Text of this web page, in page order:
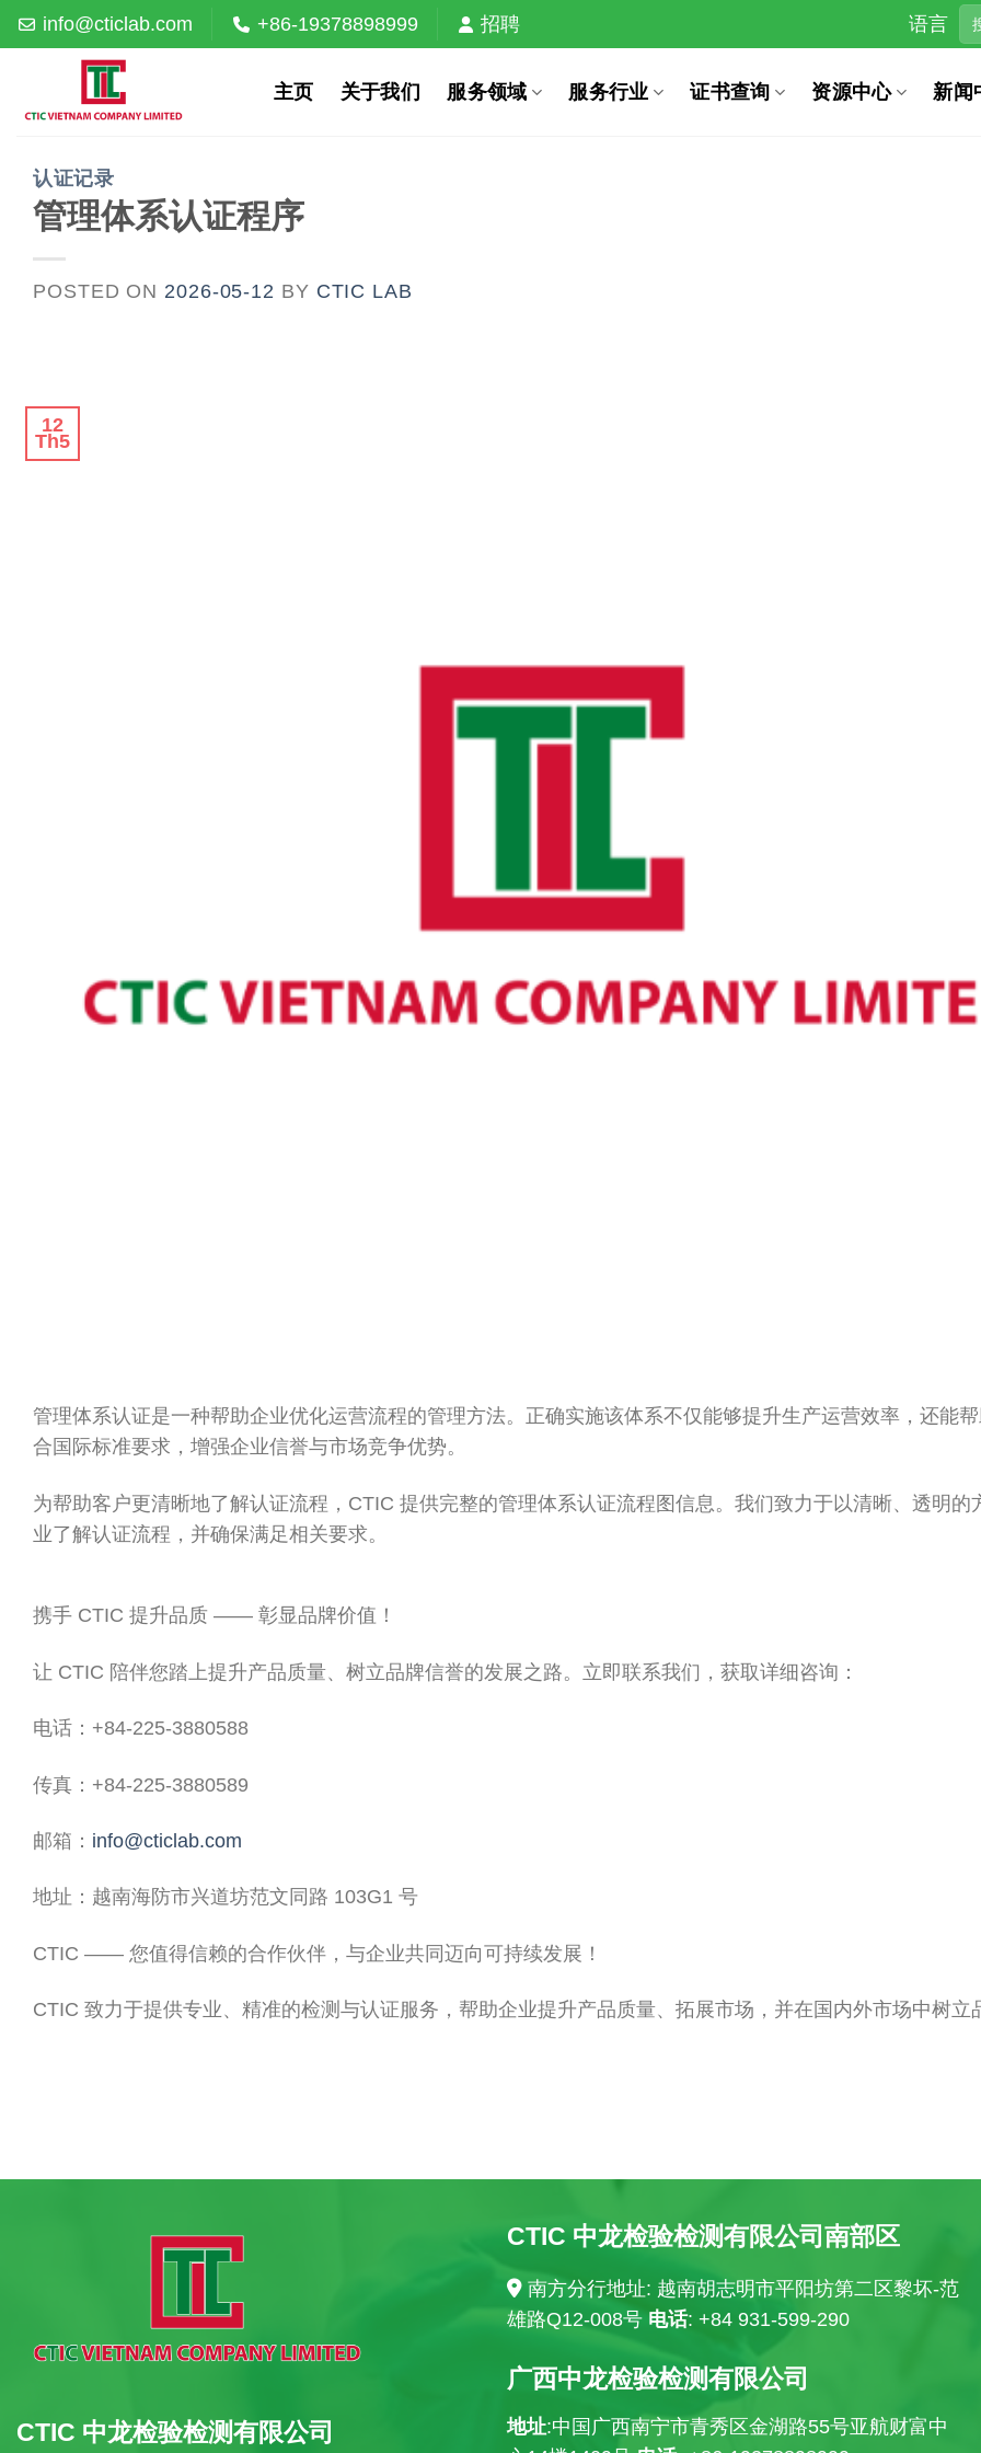
Skip
to
info@cticlab.com +86-19378898999 招聘 语言
主页 关于我们 服务领域 服务行业 证书查询 资源中心 新闻
认证记录
管理体系认证程序
POSTED ON 2026-05-12 BY CTIC LAB
12
Th5
管理体系认证是一种帮助企业优化运营流程的管理方法。正确实施该体系不仅能够提升生产运营效率，还能
合国际标准要求，增强企业信誉与市场竞争优势。
为帮助客户更清晰地了解认证流程，CTIC 提供完整的管理体系认证流程图信息。我们致力于以清晰、透明的
业了解认证流程，并确保满足相关要求。
携手 CTIC 提升品质 —— 彰显品牌价值！
让 CTIC 陪伴您踏上提升产品质量、树立品牌信誉的发展之路。立即联系我们，获取详细咨询：
电话：+84-225-3880588
传真：+84-225-3880589
邮箱： info@cticlab.com
地址：越南海防市兴道坊范文同路 103G1 号
CTIC —— 您值得信赖的合作伙伴，与企业共同迈向可持续发展！
CTIC 致力于提供专业、精准的检测与认证服务，帮助企业提升产品质量、拓展市场，并在国内外市场中树立
CTIC 中龙检验检测有限公司
CTIC 中龙检验检测有限公司南部区
南方分行地址: 越南胡志明市平阳坊第二区黎坏-范
雄路Q12-008号 电话: +84 931-599-290
广西中龙检验检测有限公司
地址:中国广西南宁市青秀区金湖路55号亚航财富中